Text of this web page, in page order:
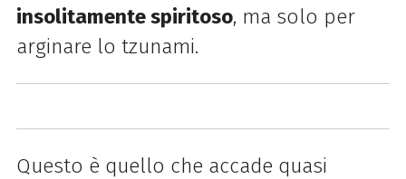
insolitamente spiritoso, ma solo per
arginare lo tzunami.
Questo è quello che accade quasi